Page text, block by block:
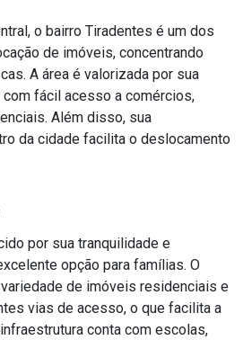
o bairro Tiradentes é um dos
de imóveis, concentrando
A área é valorizada por sua
fácil acesso a comércios,
Além disso, sua
da cidade facilita o deslocamento
por sua tranquilidade e
opção para famílias. O
de imóveis residenciais e
vias de acesso, o que facilita a
conta com escolas,